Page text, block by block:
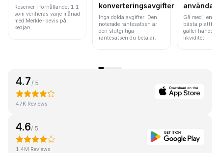
Reserver i förhållandet 1:1
som verifieras varje månad
med Merkle-bevis på
kedjan.
konverteringsavgifter
Inga dolda avgifter. Den
noterade räntesatsen är
den slutgiltiga
räntesatsen du betalar.
Gå med i en
bästa
gäller
likviditet.
4.7 / 5
47K Reviews
4.6/ 5
1.4M Reviews